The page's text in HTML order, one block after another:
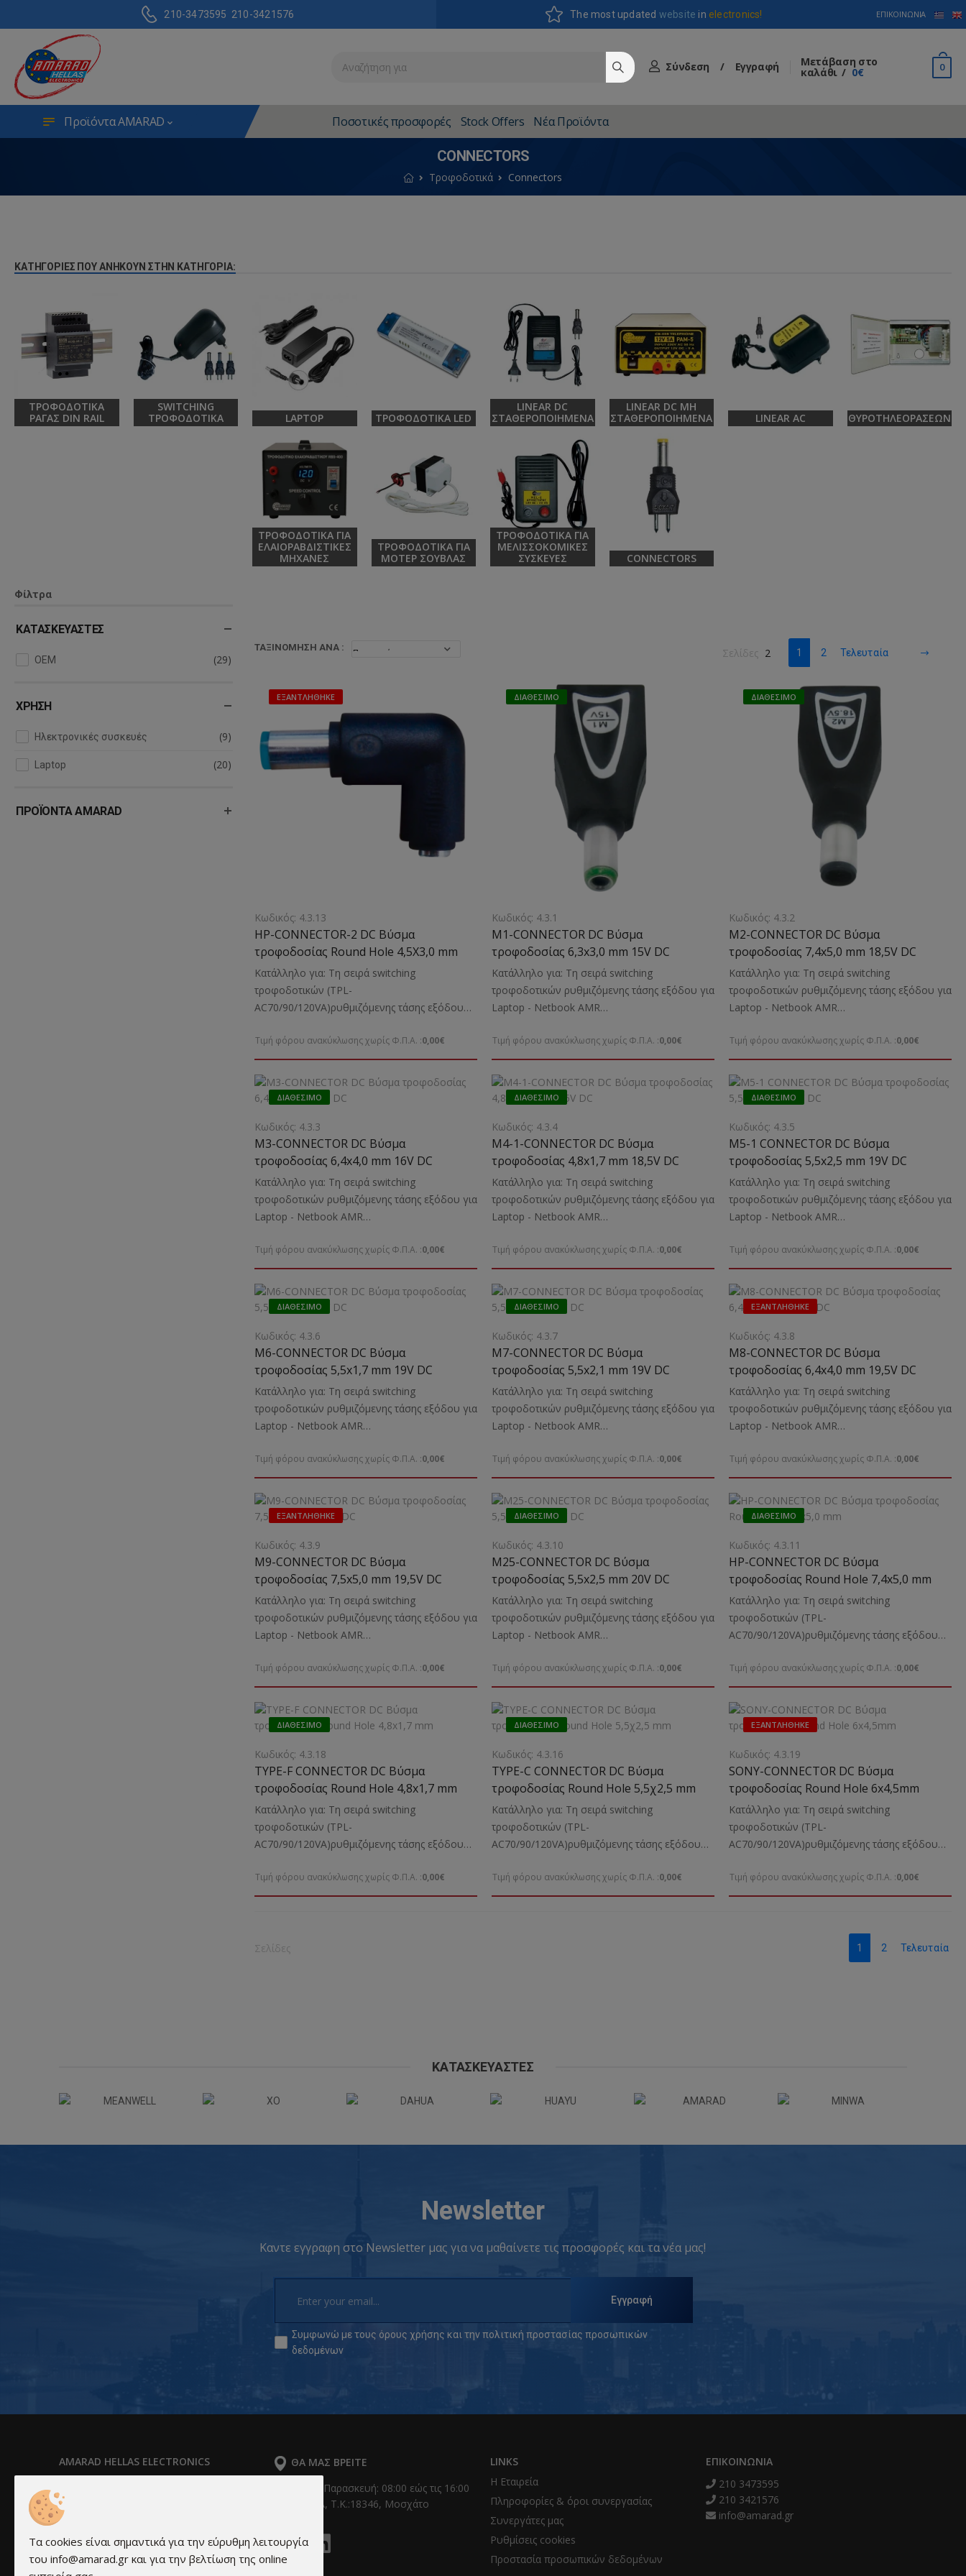
210-3473595 210-3421576 The most updated websitein electronics! ΕΠΙΚΟΙΝΩΝΊΑ
Σύνδεση / Εγγραφή Μετάβαση στο
καλάθι 0€ 0
Προϊόντα AMARAD Ποσοτικές προσφορές Stock Offers Νέα Προϊόντα
CONNECTORS
Τροφοδοτικά Connectors
ΚΑΤΗΓΟΡΊΕΣ ΠΟΥ ΑΝΉΚΟΥΝ ΣΤΗΝ ΚΑΤΗΓΟΡΊΑ:
ΤΡΟΦΟΔΟΤΙΚΆ
ΡΆΓΑΣ DIN RAIL
SWITCHING
ΤΡΟΦΟΔΟΤΙΚΆ
LAPTOP ΤΡΟΦΟΔΟΤΙΚΆ LED
LINEAR DC
ΣΤΑΘΕΡΟΠΟΙΗΜΈΝΑ
LINEAR DC ΜΗ
ΣΤΑΘΕΡΟΠΟΙΗΜΈΝΑ
LINEAR AC ΘΥΡΟΤΗΛΕΟΡΆΣΕΩΝ
ΤΡΟΦΟΔΟΤΙΚΆ ΓΙΑ
ΕΛΑΙΟΡΑΒΔΙΣΤΙΚΈΣ
ΜΗΧΑΝΈΣ
ΤΡΟΦΟΔΟΤΙΚΆ ΓΙΑ
ΜΟΤΈΡ ΣΟΎΒΛΑΣ
ΤΡΟΦΟΔΟΤΙΚΆ ΓΙΑ
ΜΕΛΙΣΣΟΚΟΜΙΚΈΣ
ΣΥΣΚΕΥΈΣ
CONNECTORS
Φίλτρα
ΚΑΤΑΣΚΕΥΑΣΤΈΣ
OEM (29)
ΧΡΉΣΗ
Ηλεκτρονικές συσκευές (9)
Laptop (20)
ΠΡΟΪΌΝΤΑ AMARAD
ΤΑΞΙΝΌΜΗΣΗ ΑΝΆ : Σελίδες 2 1 2 Τελευταία
ΕΞΑΝΤΛΉΘΗΚΕ
Κωδικός: 4.3.13
HP-CONNECTOR-2 DC Βύσμα
τροφοδοσίας Round Hole 4,5X3,0 mm
Κατάλληλο για: Τη σειρά switching
τροφοδοτικών (TPL-
AC70/90/120VA)ρυθμιζόμενης τάσης εξόδου
HP κ.α.
Τιμή φόρου ανακύκλωσης χωρίς Φ.Π.Α. :0,00€
ΔΙΑΘΈΣΙΜΟ
Κωδικός: 4.3.1
M1-CONNECTOR DC Βύσμα
τροφοδοσίας 6,3x3,0 mm 15V DC
Κατάλληλο για: Τη σειρά switching
τροφοδοτικών ρυθμιζόμενης τάσης εξόδου για
Laptop - Νetbook ΑMR
και φόρτιση Laptop Toshiba κ.α.
Τιμή φόρου ανακύκλωσης χωρίς Φ.Π.Α. :0,00€
ΔΙΑΘΈΣΙΜΟ
Κωδικός: 4.3.2
M2-CONNECTOR DC Βύσμα
τροφοδοσίας 7,4x5,0 mm 18,5V DC
Κατάλληλο για: Τη σειρά switching
τροφοδοτικών ρυθμιζόμενης τάσης εξόδου για
Laptop - Νetbook ΑMR
και φόρτιση Laptop HP κ.α.
Τιμή φόρου ανακύκλωσης χωρίς Φ.Π.Α. :0,00€
ΔΙΑΘΈΣΙΜΟ
Κωδικός: 4.3.3
M3-CONNECTOR DC Βύσμα
τροφοδοσίας 6,4x4,0 mm 16V DC
Κατάλληλο για: Τη σειρά switching
τροφοδοτικών ρυθμιζόμενης τάσης εξόδου για
Laptop - Νetbook ΑMR
και φόρτιση Laptop SONY κ.α.
Τιμή φόρου ανακύκλωσης χωρίς Φ.Π.Α. :0,00€
ΔΙΑΘΈΣΙΜΟ
Κωδικός: 4.3.4
M4-1-CONNECTOR DC Βύσμα
τροφοδοσίας 4,8x1,7 mm 18,5V DC
Κατάλληλο για: Τη σειρά switching
τροφοδοτικών ρυθμιζόμενης τάσης εξόδου για
Laptop - Νetbook ΑMR
και φόρτιση Laptop HP κ.α.
Τιμή φόρου ανακύκλωσης χωρίς Φ.Π.Α. :0,00€
ΔΙΑΘΈΣΙΜΟ
Κωδικός: 4.3.5
M5-1 CONNECTOR DC Βύσμα
τροφοδοσίας 5,5x2,5 mm 19V DC
Κατάλληλο για: Τη σειρά switching
τροφοδοτικών ρυθμιζόμενης τάσης εξόδου για
Laptop - Νetbook ΑMR
και φόρτιση Laptop TOSHIBA, IBM, HP, ACER,
ASUS, LENOVO κ.α.
Τιμή φόρου ανακύκλωσης χωρίς Φ.Π.Α. :0,00€
ΔΙΑΘΈΣΙΜΟ
Κωδικός: 4.3.6
M6-CONNECTOR DC Βύσμα
τροφοδοσίας 5,5x1,7 mm 19V DC
Κατάλληλο για: Τη σειρά switching
τροφοδοτικών ρυθμιζόμενης τάσης εξόδου για
Laptop - Νetbook ΑMR
και φόρτιση Laptop TOSHIBA, IBM, HP, ACER,
ASUS, LENOVO κ.α.
Τιμή φόρου ανακύκλωσης χωρίς Φ.Π.Α. :0,00€
ΔΙΑΘΈΣΙΜΟ
Κωδικός: 4.3.7
M7-CONNECTOR DC Βύσμα
τροφοδοσίας 5,5x2,1 mm 19V DC
Κατάλληλο για: Τη σειρά switching
τροφοδοτικών ρυθμιζόμενης τάσης εξόδου για
Laptop - Νetbook ΑMR
και φόρτιση Laptop TOSHIBA, IBM, HP, ACER,
ASUS, LENOVO κ.α.
Τιμή φόρου ανακύκλωσης χωρίς Φ.Π.Α. :0,00€
ΕΞΑΝΤΛΉΘΗΚΕ
Κωδικός: 4.3.8
M8-CONNECTOR DC Βύσμα
τροφοδοσίας 6,4x4,0 mm 19,5V DC
Κατάλληλο για: Τη σειρά switching
τροφοδοτικών ρυθμιζόμενης τάσης εξόδου για
Laptop - Νetbook ΑMR
και φόρτιση Laptop Laptop SONY κ.α.
Τιμή φόρου ανακύκλωσης χωρίς Φ.Π.Α. :0,00€
ΕΞΑΝΤΛΉΘΗΚΕ
Κωδικός: 4.3.9
M9-CONNECTOR DC Βύσμα
τροφοδοσίας 7,5x5,0 mm 19,5V DC
Κατάλληλο για: Τη σειρά switching
τροφοδοτικών ρυθμιζόμενης τάσης εξόδου για
Laptop - Νetbook ΑMR
και φόρτιση Laptop DELL κ.α.
Τιμή φόρου ανακύκλωσης χωρίς Φ.Π.Α. :0,00€
ΔΙΑΘΈΣΙΜΟ
Κωδικός: 4.3.10
M25-CONNECTOR DC Βύσμα
τροφοδοσίας 5,5x2,5 mm 20V DC
Κατάλληλο για: Τη σειρά switching
τροφοδοτικών ρυθμιζόμενης τάσης εξόδου για
Laptop - Νetbook ΑMR
και φόρτιση Laptop TOSHIBA, IBM, HP, ACER,
ASUS, LENOVO κ.α.
Τιμή φόρου ανακύκλωσης χωρίς Φ.Π.Α. :0,00€
ΔΙΑΘΈΣΙΜΟ
Κωδικός: 4.3.11
HP-CONNECTOR DC Βύσμα
τροφοδοσίας Round Hole 7,4x5,0 mm
Κατάλληλο για: Τη σειρά switching
τροφοδοτικών (TPL-
AC70/90/120VA)ρυθμιζόμενης τάσης εξόδου
HP κ.α.
Τιμή φόρου ανακύκλωσης χωρίς Φ.Π.Α. :0,00€
ΔΙΑΘΈΣΙΜΟ
Κωδικός: 4.3.18
TYPE-F CONNECTOR DC Βύσμα
τροφοδοσίας Round Hole 4,8x1,7 mm
Κατάλληλο για: Τη σειρά switching
τροφοδοτικών (TPL-
AC70/90/120VA)ρυθμιζόμενης τάσης εξόδου
HP κ.α.
Τιμή φόρου ανακύκλωσης χωρίς Φ.Π.Α. :0,00€
ΔΙΑΘΈΣΙΜΟ
Κωδικός: 4.3.16
TYPE-C CONNECTOR DC Βύσμα
τροφοδοσίας Round Hole 5,5χ2,5 mm
Κατάλληλο για: Τη σειρά switching
τροφοδοτικών (TPL-
AC70/90/120VA)ρυθμιζόμενης τάσης εξόδου
TOSHIBA, IBM, HP, ACER, ASUS, LENOVO κ.α.
Τιμή φόρου ανακύκλωσης χωρίς Φ.Π.Α. :0,00€
ΕΞΑΝΤΛΉΘΗΚΕ
Κωδικός: 4.3.19
SONY-CONNECTOR DC Βύσμα
τροφοδοσίας Round Hole 6x4,5mm
Κατάλληλο για: Τη σειρά switching
τροφοδοτικών (TPL-
AC70/90/120VA)ρυθμιζόμενης τάσης εξόδου
SONY κ.α.
Τιμή φόρου ανακύκλωσης χωρίς Φ.Π.Α. :0,00€
Σελίδες 1 2 Τελευταία
ΚΑΤΑΣΚΕΥΑΣΤΈΣ
Newsletter
Καντε εγγραφη στο Newsletter μας για να μαθαίνετε τις προσφορές και τα νέα μας!
Εγγραφή
Συμφωνώ με τους όρους χρήσης και τηνπολιτική προστασίας προσωπικών
δεδομένων
AMARAD HELLAS ELECTRONICS
Τραπεζικοί λογαριασμοί:
IBAN: GR0201403510351002320000240
Εθνική Τράπεζα: 011 171 44055799
ΘΑ ΜΑΣ ΒΡΕΊΤΕ
Δευτέρα - Παρασκευή: 08:00 εώς τις 16:00
Ύδρας 16Α, T.K.:18346, Μοσχάτο
LINKS
Η Εταιρεία
Πληροφορίες & όροι συνεργασίας
Συνεργάτες μας
Ρυθμίσεις cookies
Προστασία προσωπικών δεδομένων
ΕΠΙΚΟΙΝΩΝΊΑ
210 3473595
210 3421576
info@amarad.gr
Τα cookies είναι σημαντικά για την εύρυθμη λειτουργία
του info@amarad.gr και για την βελτίωση της online